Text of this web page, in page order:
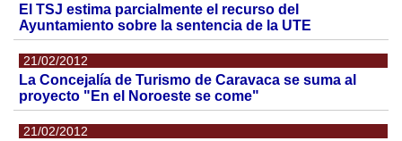
El TSJ estima parcialmente el recurso del
Ayuntamiento sobre la sentencia de la UTE
21/02/2012
La Concejalía de Turismo de Caravaca se suma al
proyecto "En el Noroeste se come"
21/02/2012